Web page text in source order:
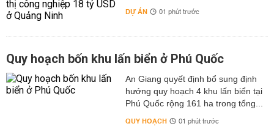
DỰ ÁN 01 phút trước
Quy hoạch bốn khu lấn biển ở Phú Quốc
An Giang quyết định bổ sung định
hướng quy hoạch 4 khu lấn biển tại
Phú Quốc rộng 161 ha trong tổng...
QUY HOẠCH 01 phút trước